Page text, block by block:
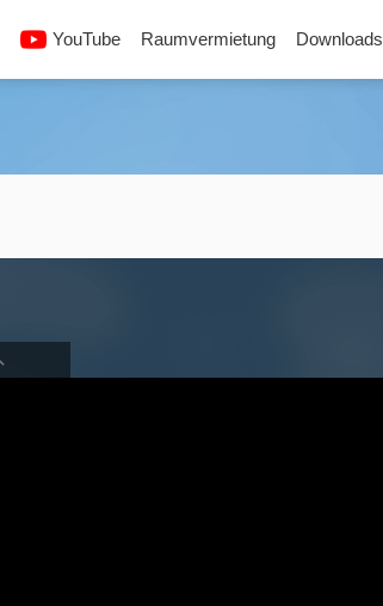
YouTube Raumvermietung Downloads